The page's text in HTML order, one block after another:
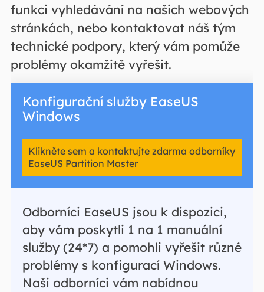
funkci vyhledávání na našich webových
stránkách, nebo kontaktovat náš tým
technické podpory, který vám pomůže
problémy okamžitě vyřešit.
Konfigurační služby EaseUS
Windows
Klikněte sem a kontaktujte zdarma odborníky
EaseUS Partition Master
Odborníci EaseUS jsou k dispozici,
aby vám poskytli 1 na 1 manuální
služby (24*7) a pomohli vyřešit různé
problémy s konfigurací Windows.
Naši odborníci vám nabídnou